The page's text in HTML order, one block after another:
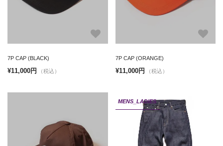
7P CAP (BLACK)
¥11,000円 （税込）
7P CAP (ORANGE)
¥11,000円 （税込）
MENS_LADIES